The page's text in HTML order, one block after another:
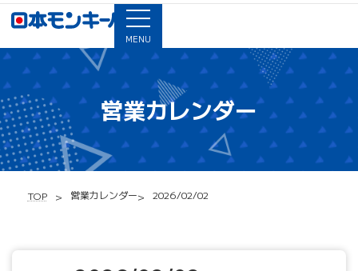
MENU
営業カレンダー
TOP 営業カレンダー 2026/02/02